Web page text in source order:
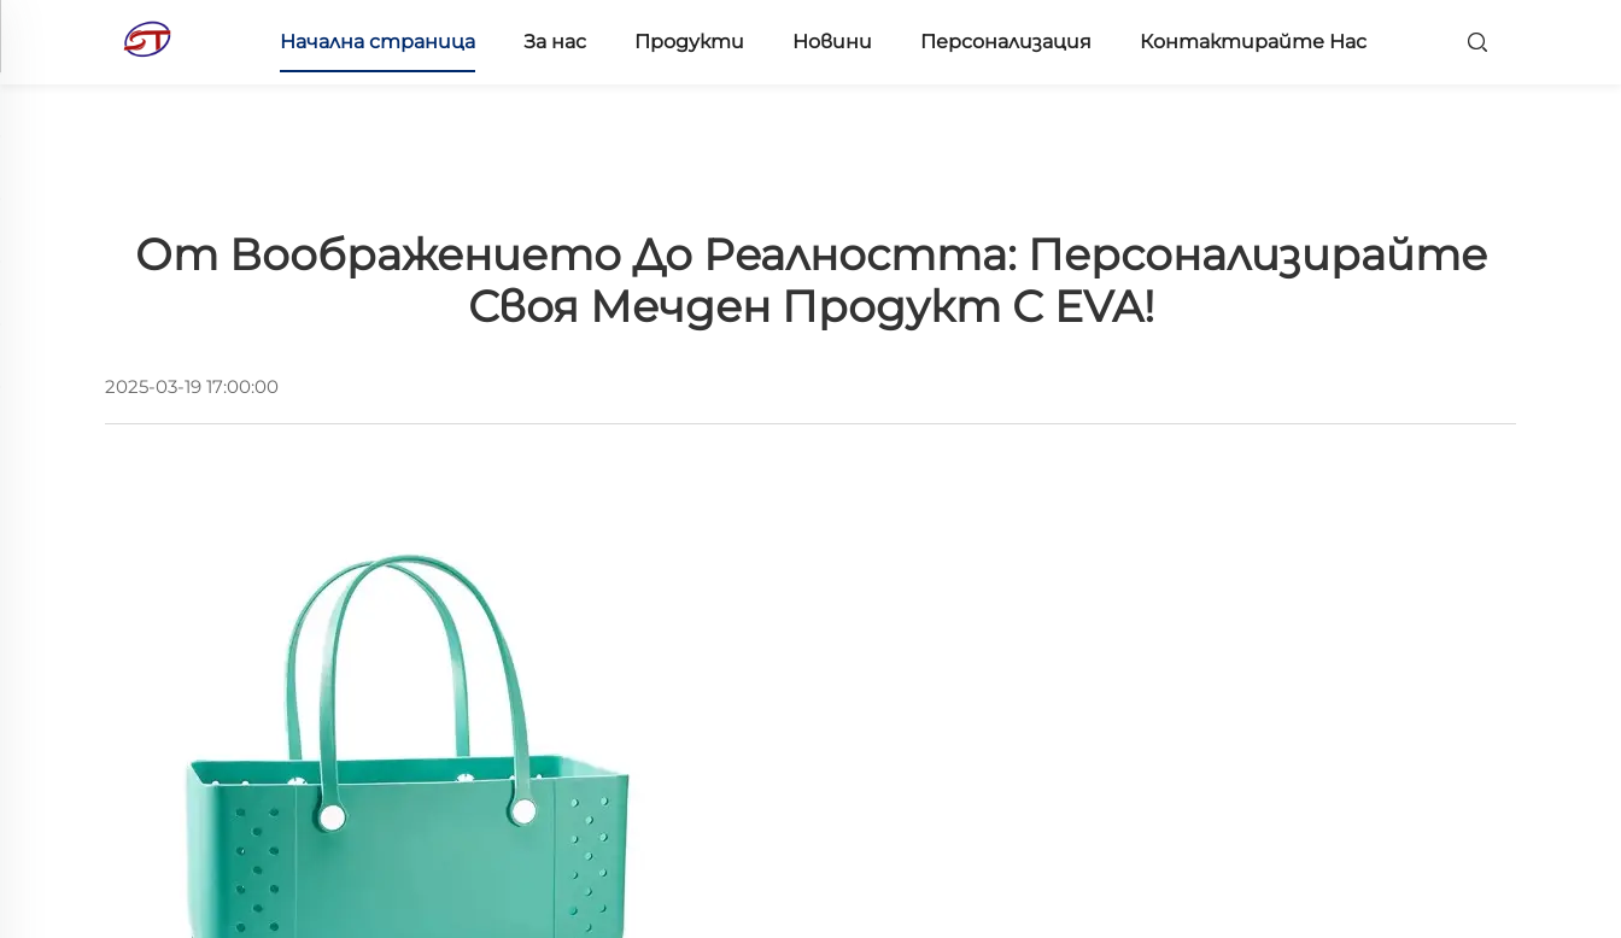
Начална страница За нас Продукти Новини Персонализация Контактирайте Нас
От Воображението До Реалността: Персонализирайте
Своя Мечден Продукт С EVA!
2025-03-19 17:00:00